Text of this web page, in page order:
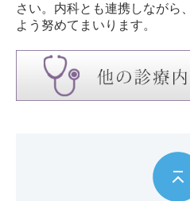
さい。内科とも連携しながら
よう努めてまいります。